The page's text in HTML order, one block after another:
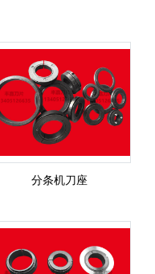
分条机刀座